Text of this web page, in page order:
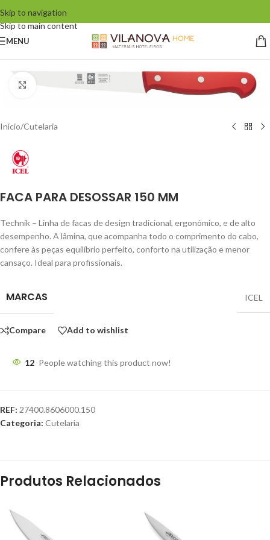
Skip to navigation
Skip to main content
MENU
Click to enlarge
Início/Cutelaria
FACA PARA DESOSSAR 150 MM
Technik – Linha de facas de design tradicional, ergonómico, e de alto
desempenho. A lâmina, que acompanha todo o comprimento do cabo,
confere às peças equilíbrio perfeito, conforto na utilização e menor
cansaço. Ideal para profissionais.
MARCAS ICEL
Compare Add to wishlist
12 People watching this product now!
REF: 27400.8606000.150
Categoria: Cutelaria
Produtos Relacionados